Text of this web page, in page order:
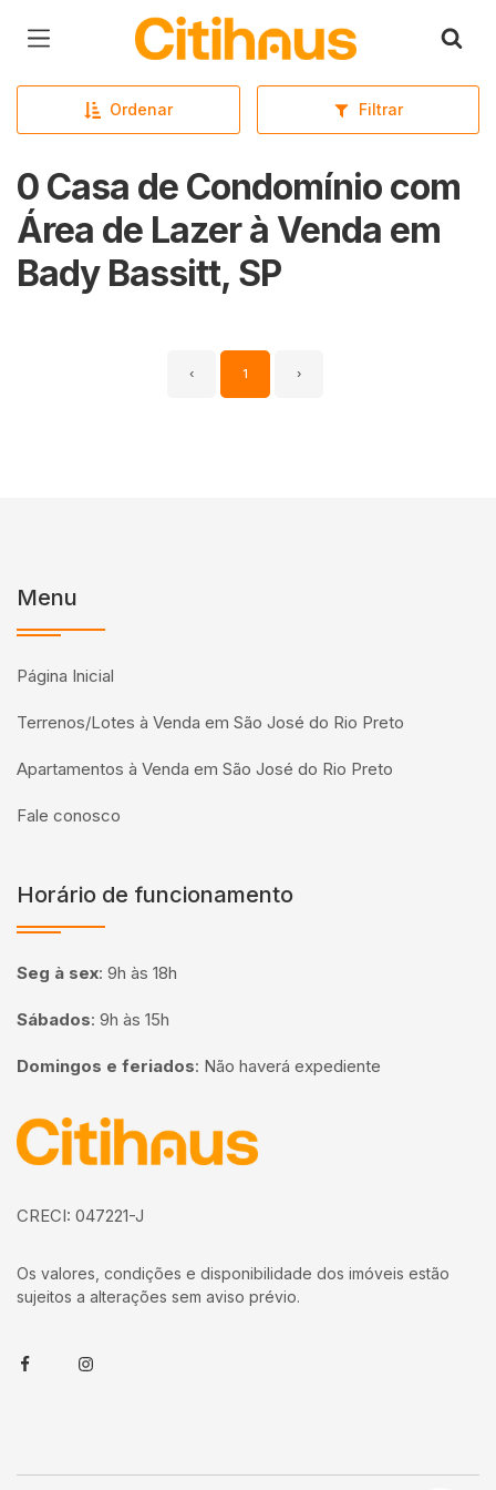
Página inicial
Ordenar Filtrar
0 Casa de Condomínio com
Área de Lazer à Venda em
Bady Bassitt, SP
‹ 1 ›
Menu
Página Inicial
Terrenos/Lotes à Venda em São José do Rio Preto
Apartamentos à Venda em São José do Rio Preto
Fale conosco
Horário de funcionamento
Seg à sex: 9h às 18h
Sábados: 9h às 15h
Domingos e feriados: Não haverá expediente
Página inicial
CRECI: 047221-J
Os valores, condições e disponibilidade dos imóveis estão
sujeitos a alterações sem aviso prévio.
FacebookInstagram